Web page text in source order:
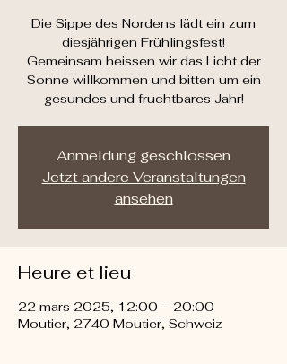
Die Sippe des Nordens lädt ein zum
diesjährigen Frühlingsfest!
Gemeinsam heissen wir das Licht der
Sonne willkommen und bitten um ein
gesundes und fruchtbares Jahr!
Anmeldung geschlossen
Jetzt andere Veranstaltungen
ansehen
Heure et lieu
22 mars 2025, 12:00 – 20:00
Moutier, 2740 Moutier, Schweiz